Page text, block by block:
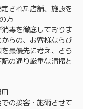
された店舗、施設を
方
毒を徹底しておりま
らの、お客様ならび
最優先に考え、さら
の通り厳重な清掃と
の接客・施術させて